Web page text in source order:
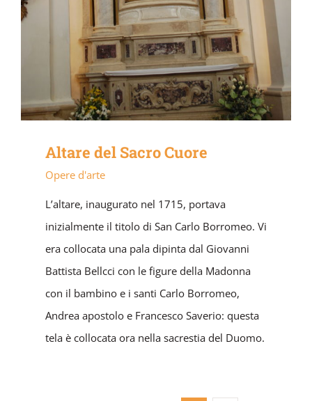
Altare del Sacro Cuore
Opere d'arte
L’altare, inaugurato nel 1715, portava
inizialmente il titolo di San Carlo Borromeo. Vi
era collocata una pala dipinta dal Giovanni
Battista Bellcci con le figure della Madonna
con il bambino e i santi Carlo Borromeo,
Andrea apostolo e Francesco Saverio: questa
tela è collocata ora nella sacrestia del Duomo.